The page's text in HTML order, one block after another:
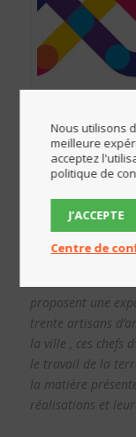
A l’occasion des
proposent une
trente artisans
la ville , ces chefs
le travail de la
la matière
réalisations et
Nous utilisons
meilleure
acceptez
politique de
J’ACCEPTE
Centre de